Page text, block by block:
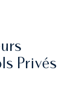
Privés